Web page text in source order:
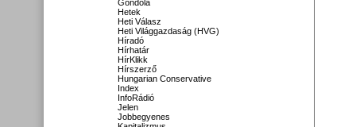
Gondola
Hetek
Heti Válasz
Heti Világgazdaság (HVG)
Híradó
Hírhatár
HírKlikk
Hírszerző
Hungarian Conservative
Index
InfoRádió
Jelen
Jobbegyenes